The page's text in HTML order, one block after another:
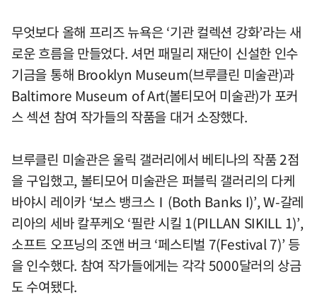
무엇보다 올해 프리즈 뉴욕은 ‘기관 컬렉션 강화’라는 새
로운 흐름을 만들었다. 셔먼 패밀리 재단이 신설한 인수
기금을 통해 Brooklyn Museum(브루클린 미술관)과
Baltimore Museum of Art(볼티모어 미술관)가 포커
스 섹션 참여 작가들의 작품을 대거 소장했다.
브루클린 미술관은 울릭 갤러리에서 베티나의 작품 2점
을 구입했고, 볼티모어 미술관은 퍼블릭 갤러리의 다케
바야시 레이카 ‘보스 뱅크스Ⅰ(Both Banks I)’, W-갈레
리아의 세바 칼푸케오 ‘필란 시킬 1(PILLAN SIKILL 1)’,
소프트 오프닝의 조앤 버크 ‘페스티벌 7(Festival 7)’ 등
을 인수했다. 참여 작가들에게는 각각 5000달러의 상금
도 수여됐다.